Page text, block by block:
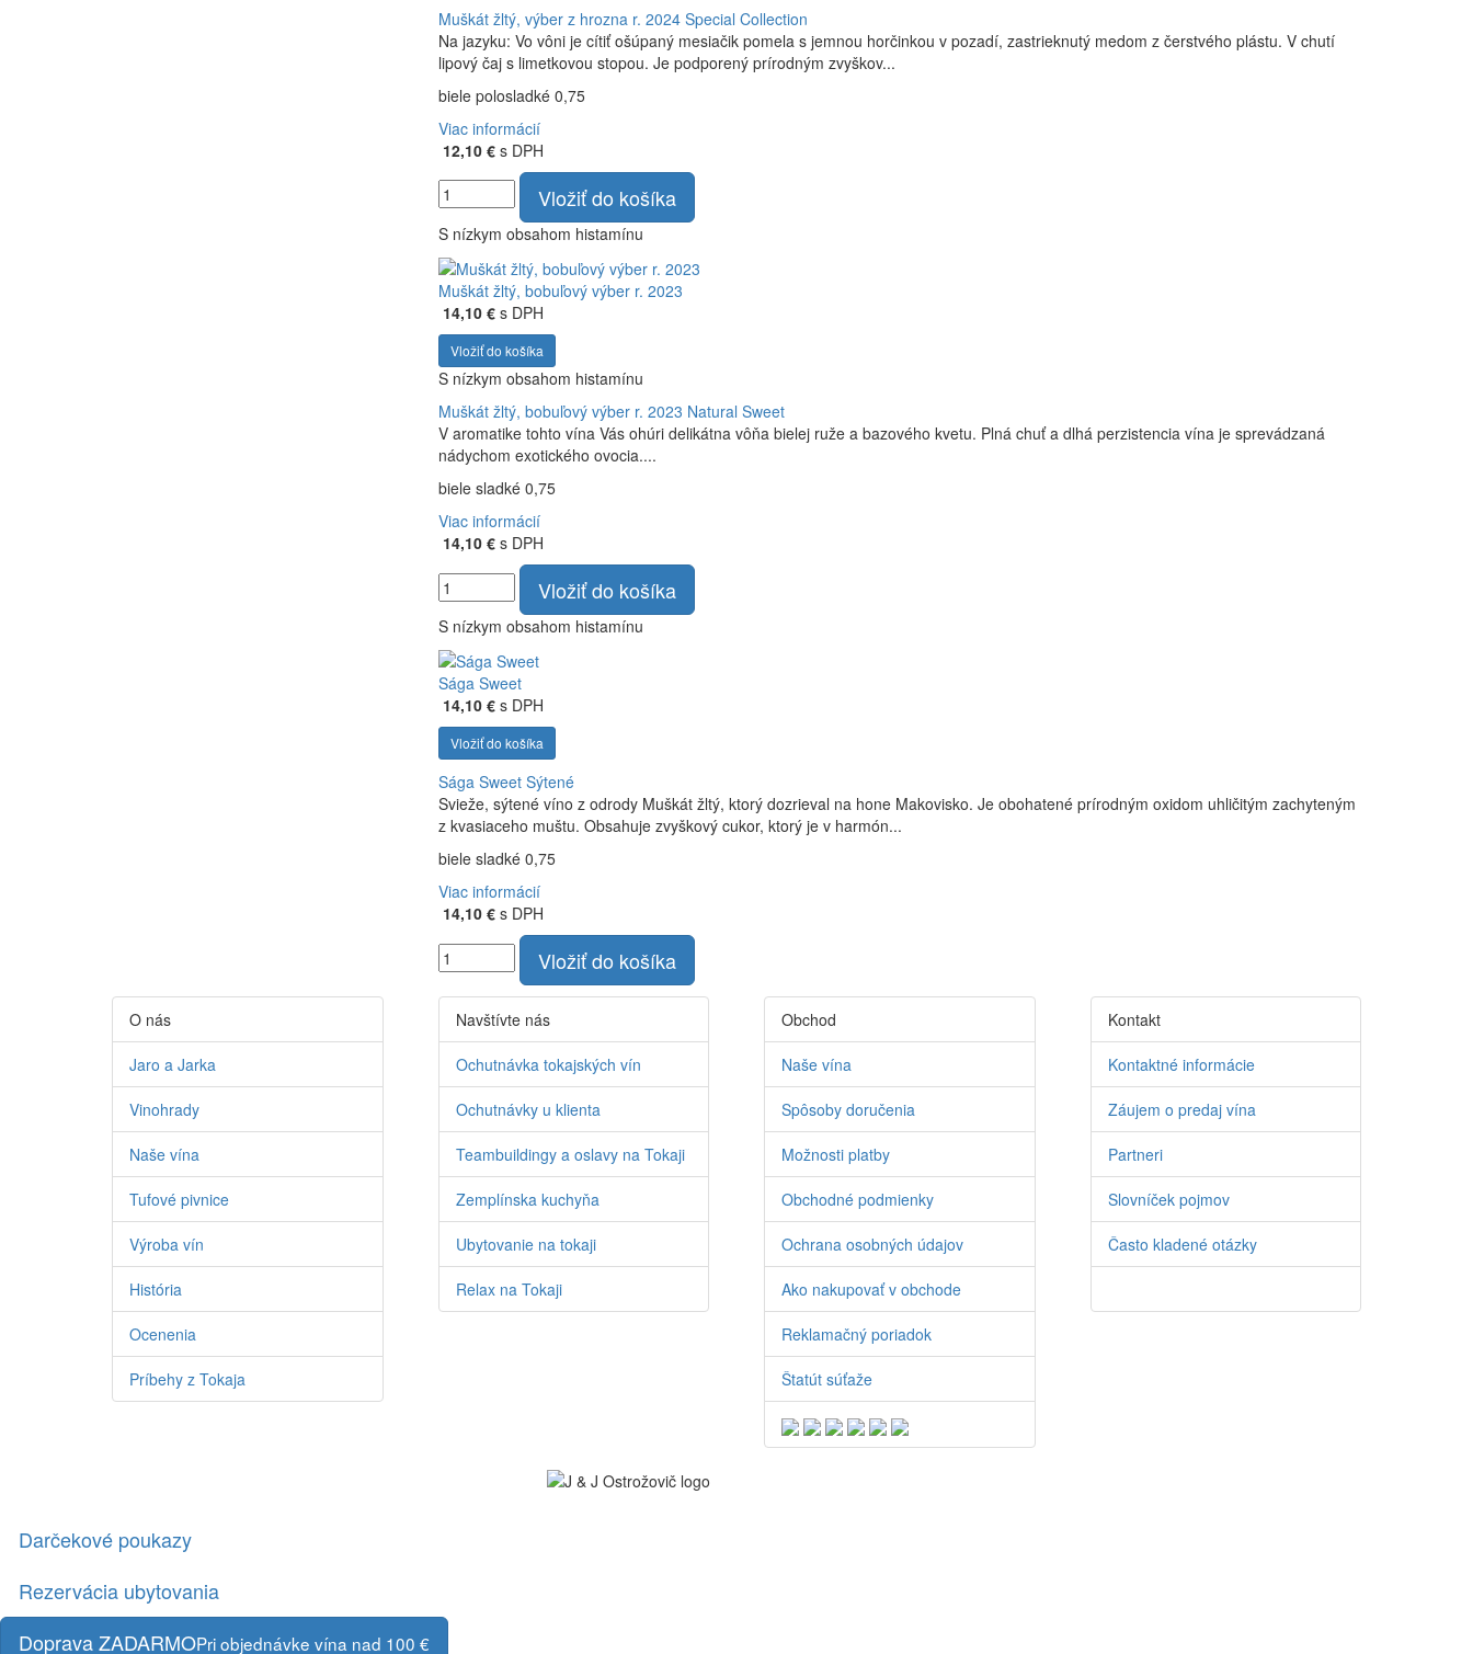
Muškát žltý, výber z hrozna r. 2024 Special Collection
Na jazyku: Vo vôni je cítiť ošúpaný mesiačik pomela s jemnou horčinkou v pozadí, zastrieknutý medom z čerstvého plástu. V chutí
lipový čaj s limetkovou stopou. Je podporený prírodným zvyškov...
biele polosladké 0,75
Viac informácií
12,10 €s DPH
Vložiť do košíka
S nízkym obsahom histamínu
Muškát žltý, bobuľový výber r. 2023
14,10 €s DPH
Vložiť do košíka
S nízkym obsahom histamínu
Muškát žltý, bobuľový výber r. 2023 Natural Sweet
V aromatike tohto vína Vás ohúri delikátna vôňa bielej ruže a bazového kvetu. Plná chuť a dlhá perzistencia vína je sprevádzaná
nádychom exotického ovocia....
biele sladké 0,75
Viac informácií
14,10 €s DPH
Vložiť do košíka
S nízkym obsahom histamínu
Sága Sweet
14,10 €s DPH
Vložiť do košíka
Sága Sweet Sýtené
Svieže, sýtené víno z odrody Muškát žltý, ktorý dozrieval na hone Makovisko. Je obohatené prírodným oxidom uhličitým zachyteným
z kvasiaceho muštu. Obsahuje zvyškový cukor, ktorý je v harmón...
biele sladké 0,75
Viac informácií
14,10 €s DPH
Vložiť do košíka
O nás
Jaro a Jarka
Vinohrady
Naše vína
Tufové pivnice
Výroba vín
História
Ocenenia
Príbehy z Tokaja
Navštívte nás
Ochutnávka tokajských vín
Ochutnávky u klienta
Teambuildingy a oslavy na Tokaji
Zemplínska kuchyňa
Ubytovanie na tokaji
Relax na Tokaji
Obchod
Naše vína
Spôsoby doručenia
Možnosti platby
Obchodné podmienky
Ochrana osobných údajov
Ako nakupovať v obchode
Reklamačný poriadok
Štatút súťaže
Kontakt
Kontaktné informácie
Záujem o predaj vína
Partneri
Slovníček pojmov
Často kladené otázky
Darčekové poukazy
Rezervácia ubytovania
Doprava ZADARMOPri objednávke vína nad 100 €